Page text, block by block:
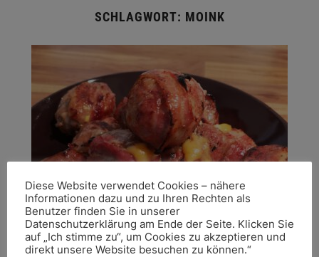
SCHLAGWORT: MOINK
Diese Website verwendet Cookies – nähere
Informationen dazu und zu Ihren Rechten als
Benutzer finden Sie in unserer
Datenschutzerklärung am Ende der Seite. Klicken Sie
auf „Ich stimme zu“, um Cookies zu akzeptieren und
direkt unsere Website besuchen zu können.“